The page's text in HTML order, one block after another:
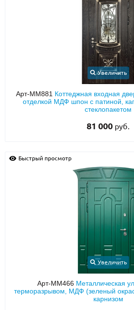
Увеличить
Арт-ММ881 Коттеджная входная
отделкой МДФ шпон с патиной,
стеклопакетом
81 000 руб.
Быстрый просмотр
Увеличить
Арт-ММ466 Металлическая
терморазрывом, МДФ (зеленый
карнизом